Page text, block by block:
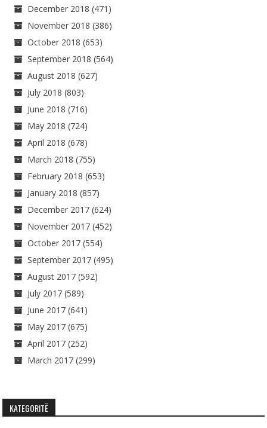
December 2018 (471)
November 2018 (386)
October 2018 (653)
September 2018 (564)
August 2018 (627)
July 2018 (803)
June 2018 (716)
May 2018 (724)
April 2018 (678)
March 2018 (755)
February 2018 (653)
January 2018 (857)
December 2017 (624)
November 2017 (452)
October 2017 (554)
September 2017 (495)
August 2017 (592)
July 2017 (589)
June 2017 (641)
May 2017 (675)
April 2017 (252)
March 2017 (299)
KATEGORITË